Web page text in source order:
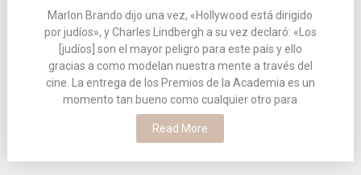
Marlon Brando dijo una vez, «Hollywood está dirigido
por judíos», y Charles Lindbergh a su vez declaró: «Los
[judíos] son el mayor peligro para este país y ello
gracias a como modelan nuestra mente a través del
cine. La entrega de los Premios de la Academia es un
momento tan bueno como cualquier otro para
Read More